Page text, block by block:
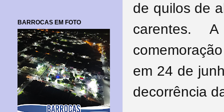
de quilos de
carentes.
em 24 de
decorrência
BARROCAS EM FOTO